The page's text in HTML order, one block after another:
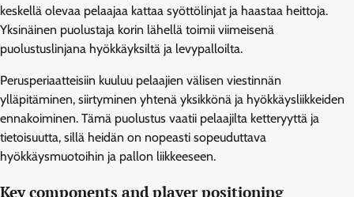
keskellä olevaa pelaajaa kattaa syöttölinjat ja haastaa heittoja.
Yksinäinen puolustaja korin lähellä toimii viimeisenä
puolustuslinjana hyökkäyksiltä ja levypalloilta.
Perusperiaatteisiin kuuluu pelaajien välisen viestinnän
ylläpitäminen, siirtyminen yhtenä yksikkönä ja hyökkäysliikkeiden
ennakoiminen. Tämä puolustus vaatii pelaajilta ketteryyttä ja
tietoisuutta, sillä heidän on nopeasti sopeuduttava
hyökkäysmuotoihin ja pallon liikkeeseen.
Key components and player positioning